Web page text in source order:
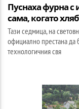
Пуснаха фурна с
сама, когато
Тази седмица, на
официално престана да
технологичния свя